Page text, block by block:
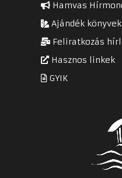
Hamvas
Ajándék
Feliratkozás
Hasznos linkek
GYIK